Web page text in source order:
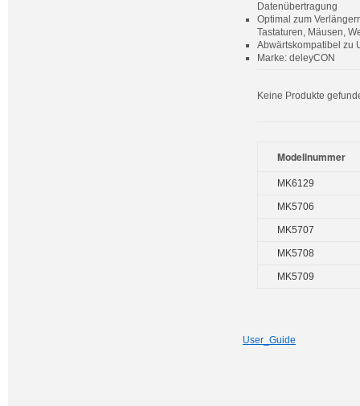
Datenübertragung
Optimal zum
Tastaturen, Mäusen,
Abwärtskompatibel zu
Marke: deleyCON
Keine Produkte
Modellnummer
MK6129
MK5706
MK5707
MK5708
MK5709
User_Guide